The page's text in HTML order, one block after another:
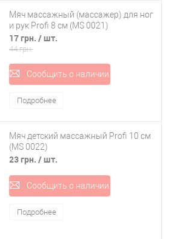
Мяч массажный (массажер) для ног
и рук Profi 8 см (MS 0021)
17 грн. / шт.
44 грн.
Сообщить о наличии
Подробнее
Мяч детский массажный Profi 10 см
(MS 0022)
23 грн. / шт.
Сообщить о наличии
Подробнее